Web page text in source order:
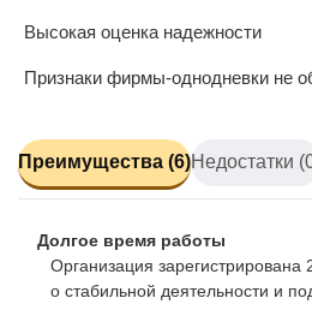
Высокая оценка надежности
Признаки фирмы-однодневки не
Преимущества (6)Недостатки
Долгое время работы
Организация зарегистрирована
о стабильной деятельности и